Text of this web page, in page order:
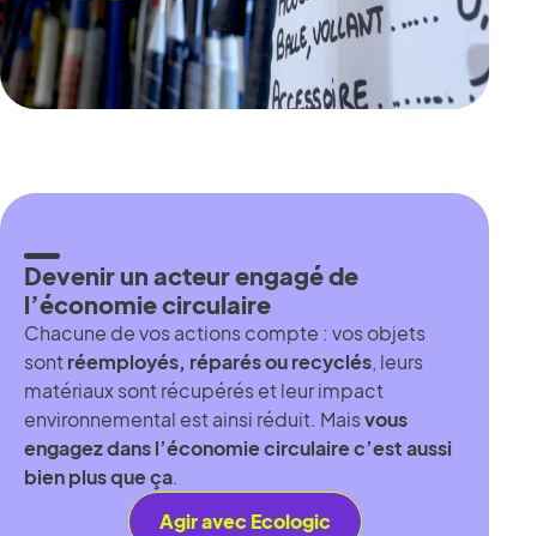
Devenir un acteur engagé de
l’économie circulaire
Chacune de vos actions compte : vos objets
sontréemployés, réparés ou recyclés, leurs
matériaux sont récupérés et leur impact
environnemental est ainsi réduit. Maisvous
engagez dans l’économie circulaire c’est aussi
bien plus que ça.
Agir avec Ecologic